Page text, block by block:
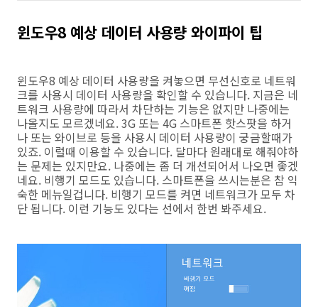
윈도우8 예상 데이터 사용량 와이파이 팁
윈도우8 예상 데이터 사용량을 켜놓으면 무선신호로 네트워
크를 사용시 데이터 사용량을 확인할 수 있습니다. 지금은 네
트워크 사용량에 따라서 차단하는 기능은 없지만 나중에는
나올지도 모르겠네요. 3G 또는 4G 스마트폰 핫스팟을 하거
나 또는 와이브로 등을 사용시 데이터 사용량이 궁금할때가
있죠. 이럴때 이용할 수 있습니다. 달마다 원래대로 해줘야하
는 문제는 있지만요. 나중에는 좀 더 개선되어서 나오면 좋겠
네요. 비행기 모드도 있습니다. 스마트폰을 쓰시는분은 참 익
숙한 메뉴일겁니다. 비행기 모드를 켜면 네트워크가 모두 차
단 됩니다. 이런 기능도 있다는 선에서 한번 봐주세요.